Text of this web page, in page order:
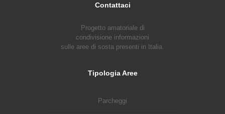
Contattaci
Progetto amatoriale di
condivisione informazioni
sulle aree di sosta presenti in Italia.
Tipologia Aree
Parcheggi